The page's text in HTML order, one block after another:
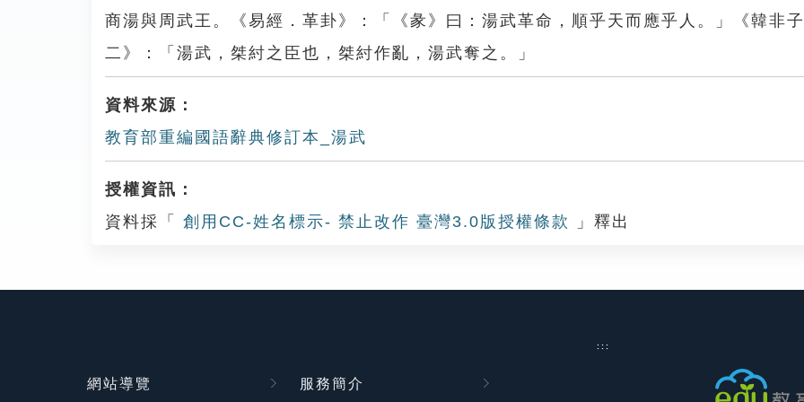
商湯與周武王。《易經．革卦》：「《彖》曰：湯武革命，順乎天而應乎人。」《韓非
二》：「湯武，桀紂之臣也，桀紂作亂，湯武奪之。」
資料來源：
教育部重編國語辭典修訂本_湯武
授權資訊：
資料採「
創用CC-姓名標示- 禁止改作 臺灣3.0版授權條款 」釋出
:::
網站導覽 服務簡介